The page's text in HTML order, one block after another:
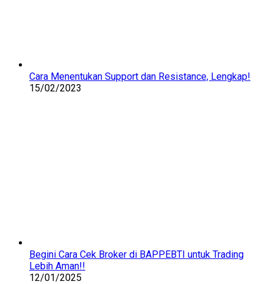
Cara Menentukan Support dan Resistance, Lengkap!
15/02/2023
Begini Cara Cek Broker di BAPPEBTI untuk Trading
Lebih Aman!!
12/01/2025